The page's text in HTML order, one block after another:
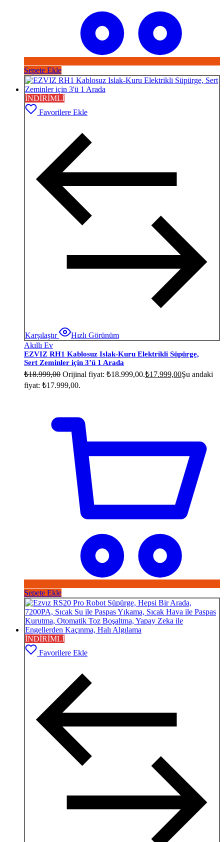
Sepete Ekle
İNDİRİMLİ
Favorilere Ekle
Karşılaştır
Hızlı Görünüm
Akıllı Ev
EZVIZ RH1 Kablosuz Islak-Kuru Elektrikli Süpürge,
Sert Zeminler için 3’ü 1 Arada
₺18.999,00 Orijinal fiyat: ₺18.999,00.₺17.999,00Şu andaki
fiyat: ₺17.999,00.
Sepete Ekle
İNDİRİMLİ
Favorilere Ekle